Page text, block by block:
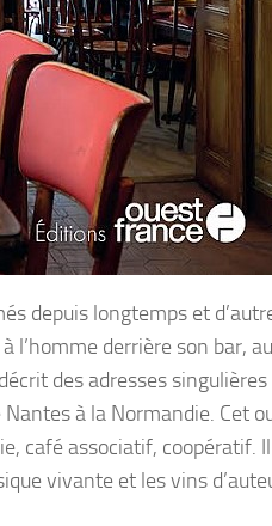
depuis longtemps et
l’homme derrière son bar,
des adresses
à la Normandie. Cet
café associatif, coopératif.
vivante et les vins